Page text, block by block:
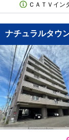
ＣＡＴＶイン
ナチュラルタウ